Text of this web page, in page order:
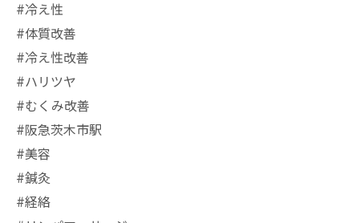
#冷え性
#体質改善
#冷え性改善
#ハリツヤ
#むくみ改善
#阪急茨木市駅
⁡#美容
#鍼灸
#経絡